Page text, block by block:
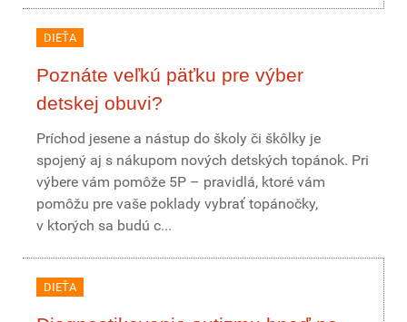
DIEŤA
Poznáte veľkú päťku pre výber
detskej obuvi?
Príchod jesene a nástup do školy či škôlky je
spojený aj s nákupom nových detských topánok. Pri
výbere vám pomôže 5P – pravidlá, ktoré vám
pomôžu pre vaše poklady vybrať topánočky,
v ktorých sa budú c...
DIEŤA